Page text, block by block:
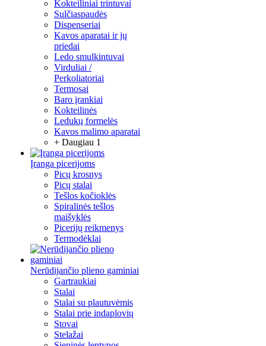
Kokteiliniai trintuvai
Sulčiaspaudės
Dispenseriai
Kavos aparatai ir jų
priedai
Ledo smulkintuvai
Virduliai /
Perkoliatoriai
Termosai
Baro įrankiai
Kokteilinės
Ledukų formelės
Kavos malimo aparatai
+ Daugiau 1
Įranga picerijoms
Picų krosnys
Picų stalai
Tešlos kočioklės
Spiralinės tešlos
maišyklės
Picerijų reikmenys
Termodėklai
Nerūdijančio plieno gaminiai
Gartraukiai
Stalai
Stalai su plautuvėmis
Stalai prie indaplovių
Stovai
Stelažai